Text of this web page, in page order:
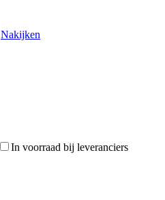
Nakijken
In voorraad bij leveranciers